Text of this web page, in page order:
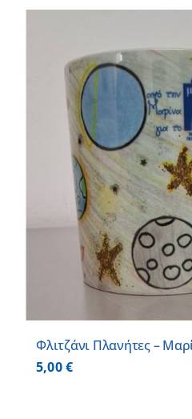
Φλιτζάνι Πλανήτες –
5,00€